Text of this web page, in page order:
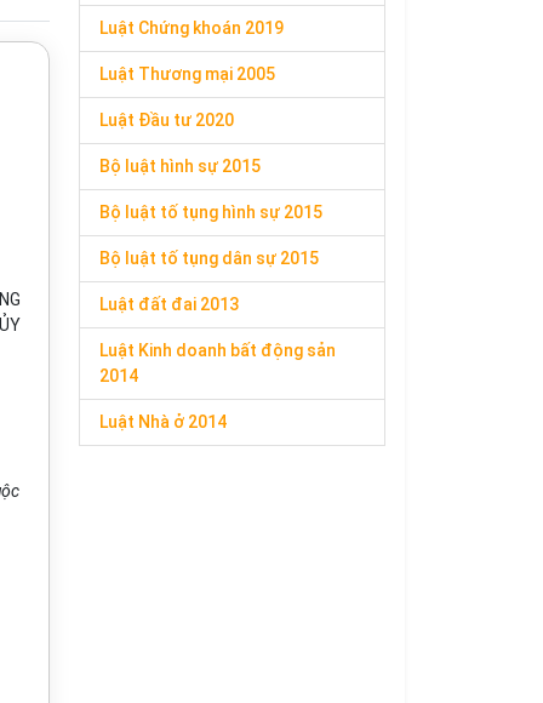
Luật Chứng khoán 2019
Luật Thương mại 2005
Luật Đầu tư 2020
Bộ luật hình sự 2015
Bộ luật tố tụng hình sự 2015
Bộ luật tố tụng dân sự 2015
Luật đất đai 2013
Luật Kinh doanh bất động sản
2014
Luật Nhà ở 2014